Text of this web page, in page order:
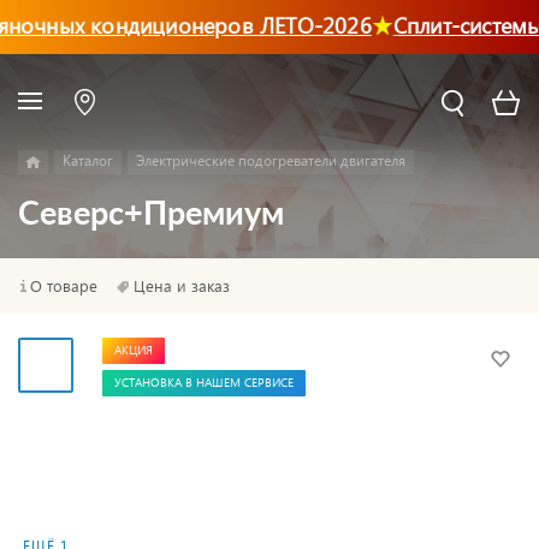
кондиционеров ЛЕТО-2026 Сплит-системы
Каталог Электрические подогреватели двигателя
Северс+Премиум
О товаре Цена и заказ
АКЦИЯ
УСТАНОВКА В НАШЕМ СЕРВИСЕ